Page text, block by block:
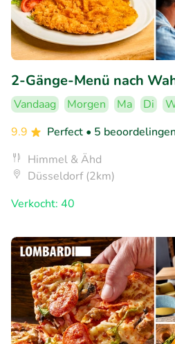
2-Gänge-Menü nach
Vandaag Morgen Ma Di
9.9
Perfect • 5 beoordelingen
Himmel & Ähd
Düsseldorf (2km)
Verkocht: 40